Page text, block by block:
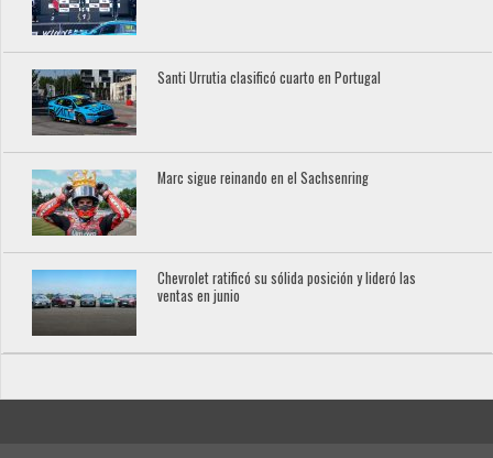
Santi Urrutia clasificó cuarto en Portugal
Marc sigue reinando en el Sachsenring
Chevrolet ratificó su sólida posición y lideró las
ventas en junio